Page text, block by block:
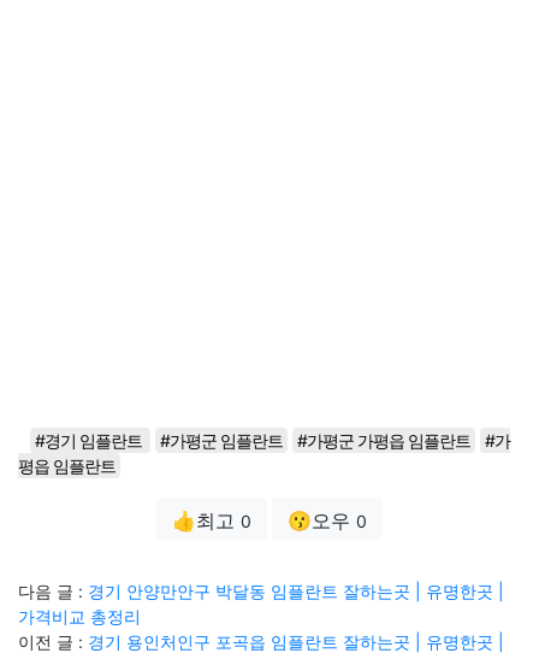
#경기 임플란트 #가평군 임플란트 #가평군 가평읍 임플란트
#가
평읍 임플란트
👍최고 0 😗오우 0
다음 글 : 경기 안양만안구 박달동 임플란트 잘하는곳 | 유명한곳 |
가격비교 총정리
이전 글 : 경기 용인처인구 포곡읍 임플란트 잘하는곳 | 유명한곳 |